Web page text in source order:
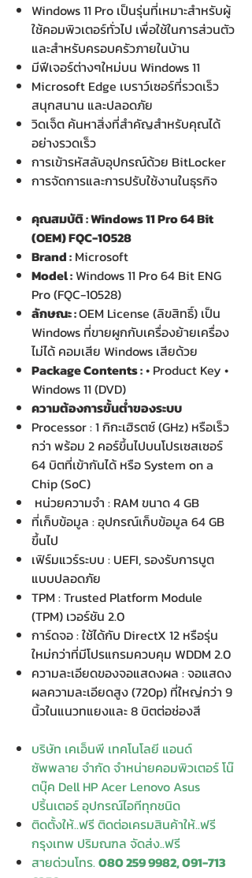
Windows 11 Pro เป็นรุ่นที่เหมาะสำหรับผู้
ใช้คอมพิวเตอร์ทั่วไป เพื่อใช้ในการส่วนตัว
และสำหรับครอบครัวภายในบ้าน
มีฟีเจอร์ต่างๆใหม่บน Windows 11
Microsoft Edge เบราว์เซอร์ที่รวดเร็ว
สนุกสนาน และปลอดภัย
วิดเจ็ต ค้นหาสิ่งที่สำคัญสำหรับคุณได้
อย่างรวดเร็ว
การเข้ารหัสลับอุปกรณ์ด้วย BitLocker
การจัดการและการปรับใช้งานในธุรกิจ
คุณสมบัติ : Windows 11 Pro 64 Bit
(OEM) FQC-10528
Brand : Microsoft
Model : Windows 11 Pro 64 Bit ENG
Pro (FQC-10528)
ลักษณะ :OEM License (ลิขสิทธิ์) เป็น
Windows ที่ขายผูกกับเครื่องย้ายเครื่อง
ไม่ได้ คอมเสีย Windows เสียด้วย
Package Contents :• Product Key •
Windows 11 (DVD)
ความต้องการขั้นต่ำของระบบ
Processor : 1 กิกะเฮิรตซ์ (GHz) หรือเร็ว
กว่า พร้อม 2 คอร์ขึ้นไปบนโปรเซสเซอร์
64 บิตที่เข้ากันได้ หรือ System on a
Chip (SoC)
หน่วยความจำ : RAM ขนาด 4 GB
ที่เก็บข้อมูล : อุปกรณ์เก็บข้อมูล 64 GB
ขึ้นไป
เฟิร์มแวร์ระบบ : UEFI, รองรับการบูต
แบบปลอดภัย
TPM : Trusted Platform Module
(TPM) เวอร์ชัน 2.0
การ์ดจอ : ใช้ได้กับ DirectX 12 หรือรุ่น
ใหม่กว่าที่มีโปรแกรมควบคุม WDDM 2.0
ความละเอียดของจอแสดงผล : จอแสดง
ผลความละเอียดสูง (720p) ที่ใหญ่กว่า 9
นิ้วในแนวทแยงและ 8 บิตต่อช่องสี
บริษัท เคเอ็นพี เทคโนโลยี แอนด์
ซัพพลาย จำกัด จำหน่ายคอมพิวเตอร์ โน๊
ตบุ๊ค Dell HP Acer Lenovo Asus
ปริ้นเตอร์ อุปกรณ์ไอทีทุกชนิด
ติดตั้งให้..ฟรี ติดต่อเครมสินค้าให้..ฟรี
กรุงเทพ ปริมณฑล จัดส่ง..ฟรี
สายด่วนโทร.080 259 9982, 091-713